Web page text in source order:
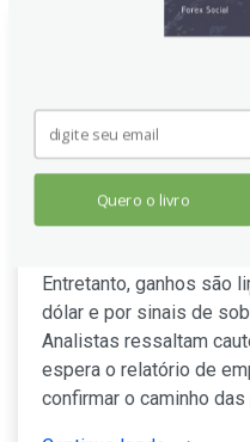
que touros
com a
dólar
O ouro atingiu novo
Entretanto, ganhos são
dólar e por sinais de
Analistas ressaltam
espera o relatório de
confirmar o caminho
Quero o livro